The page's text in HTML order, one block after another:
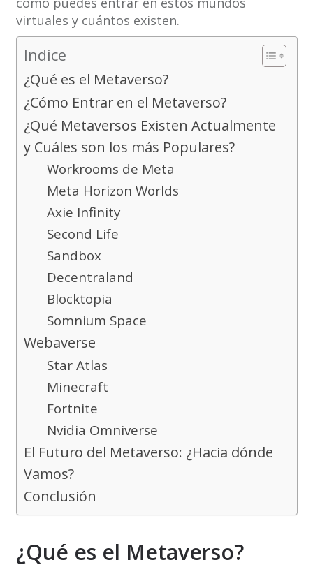
virtuales y cuántos existen.
Indice
¿Qué es el Metaverso?
¿Cómo Entrar en el Metaverso?
¿Qué Metaversos Existen Actualmente
y Cuáles son los más Populares?
Workrooms de Meta
Meta Horizon Worlds
Axie Infinity
Second Life
Sandbox
Decentraland
Blocktopia
Somnium Space
Webaverse
Star Atlas
Minecraft
Fortnite
Nvidia Omniverse
El Futuro del Metaverso: ¿Hacia dónde
Vamos?
Conclusión
¿Qué es el Metaverso?